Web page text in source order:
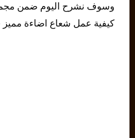
وسوف نشرح اليوم ضمن
كيفية عمل شعاع اضاءة